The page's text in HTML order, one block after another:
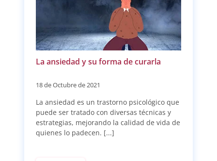
La ansiedad y su forma de curarla
18 de Octubre de 2021
La ansiedad es un trastorno psicológico que
puede ser tratado con diversas técnicas y
estrategias, mejorando la calidad de vida de
quienes lo padecen. [...]